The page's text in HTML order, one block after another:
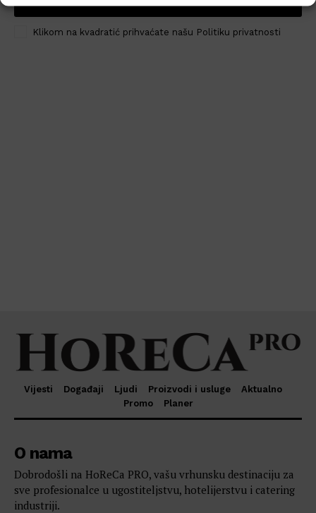
HoReCa PRO
Klikom na kvadratić prihvaćate našu Politiku privatnosti
Vijesti Događaji Ljudi Proizvodi i usluge
Aktualno
Promo
Planer
O nama
Dobrodošli na HoReCa PRO, vašu vrhunsku destinaciju za
sve profesionalce u ugostiteljstvu, hotelijerstvu i catering
industriji.